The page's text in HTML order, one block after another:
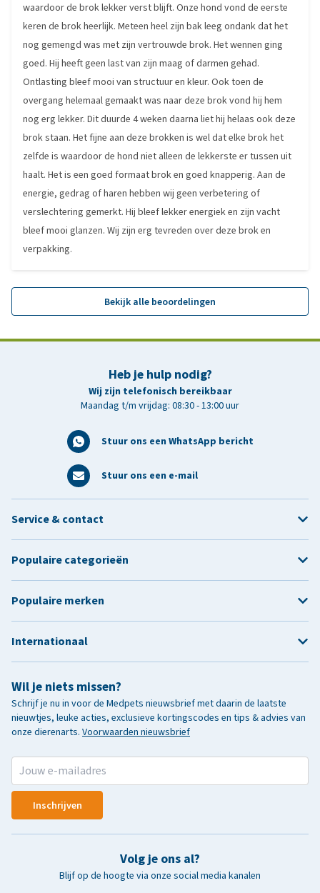
waardoor de brok lekker verst blijft. Onze hond vond de eerste
keren de brok heerlijk. Meteen heel zijn bak leeg ondank dat het
nog gemengd was met zijn vertrouwde brok. Het wennen ging
goed. Hij heeft geen last van zijn maag of darmen gehad.
Ontlasting bleef mooi van structuur en kleur. Ook toen de
overgang helemaal gemaakt was naar deze brok vond hij hem
nog erg lekker. Dit duurde 4 weken daarna liet hij helaas ook deze
brok staan. Het fijne aan deze brokken is wel dat elke brok het
zelfde is waardoor de hond niet alleen de lekkerste er tussen uit
haalt. Het is een goed formaat brok en goed knapperig. Aan de
energie, gedrag of haren hebben wij geen verbetering of
verslechtering gemerkt. Hij bleef lekker energiek en zijn vacht
bleef mooi glanzen. Wij zijn erg tevreden over deze brok en
verpakking.
Bekijk alle beoordelingen
Heb je hulp nodig?
Wij zijn telefonisch bereikbaar
Maandag t/m vrijdag: 08:30 - 13:00 uur
Stuur ons een WhatsApp bericht
Stuur ons een e-mail
Wil je niets missen?
Schrijf je nu in voor de Medpets nieuwsbrief met daarin de laatste
nieuwtjes, leuke acties, exclusieve kortingscodes en tips & advies van
onze dierenarts. Voorwaarden nieuwsbrief
Inschrijven
Volg je ons al?
Blijf op de hoogte via onze social media kanalen
Service & contact
Populaire categorieën
Populaire merken
Internationaal